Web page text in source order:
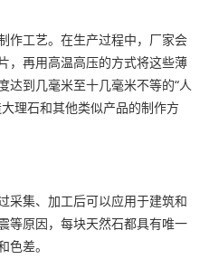
作工艺。在生产过程中，厂家会
，再用高温高压的方式将这些薄
达到几毫米至十几毫米不等的“人
理石和其他类似产品的制作方
采集、加工后可以应用于建筑和
等原因，每块天然石都具有唯一
差。